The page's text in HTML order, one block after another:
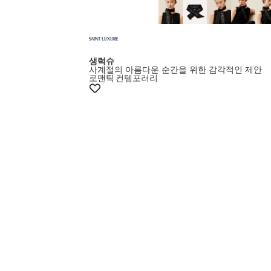
생럭슈
사계절의 아름다운 순간을 위한 감각적인 제안
로맨틱 컨템포러리